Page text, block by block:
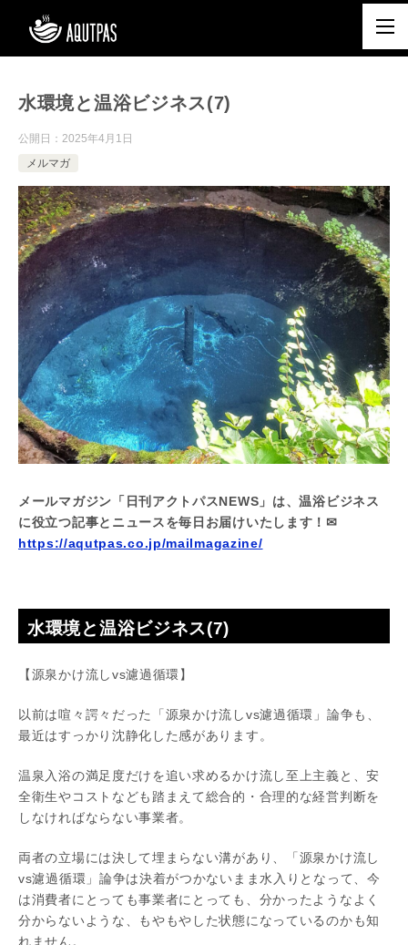
水環境と温浴ビジネス(7)
公開日： 2025年4月1日
メルマガ
メールマガジン「日刊アクトパスNEWS」は、温浴ビジネス
に役立つ記事とニュースを毎日お届けいたします！✉
https://aqutpas.co.jp/mailmagazine/
水環境と温浴ビジネス(7)
【源泉かけ流しvs濾過循環】
以前は喧々諤々だった「源泉かけ流しvs濾過循環」論争も、
最近はすっかり沈静化した感があります。
温泉入浴の満足度だけを追い求めるかけ流し至上主義と、安
全衛生やコストなども踏まえて総合的・合理的な経営判断を
しなければならない事業者。
両者の立場には決して埋まらない溝があり、「源泉かけ流し
vs濾過循環」論争は決着がつかないまま水入りとなって、今
は消費者にとっても事業者にとっても、分かったようなよく
分からないような、もやもやした状態になっているのかも知
れません。